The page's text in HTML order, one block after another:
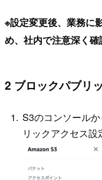
※設定変更後、業務に
め、社内で注意深く確
2 ブロックパブリ
S3のコンソール
リックアクセス